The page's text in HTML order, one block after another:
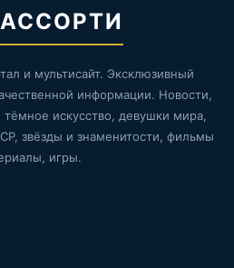
и мультисайт. Эксклюзивный
информации. Новости,
искусство, девушки мира,
звёзды и знаменитости, фильмы
игры.